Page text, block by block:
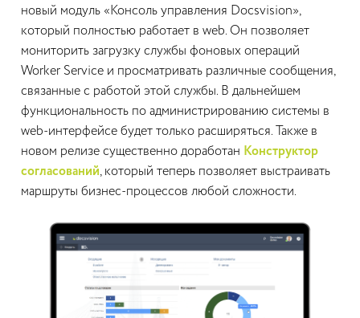
новый модуль «Консоль управления Docsvision»,
который полностью работает в web. Он позволяет
мониторить загрузку службы фоновых операций
Worker Service и просматривать различные сообщения,
связанные с работой этой службы. В дальнейшем
функциональность по администрированию системы в
web-интерфейсе будет только расширяться. Также в
новом релизе существенно доработан Конструктор
согласований, который теперь позволяет выстраивать
маршруты бизнес-процессов любой сложности.